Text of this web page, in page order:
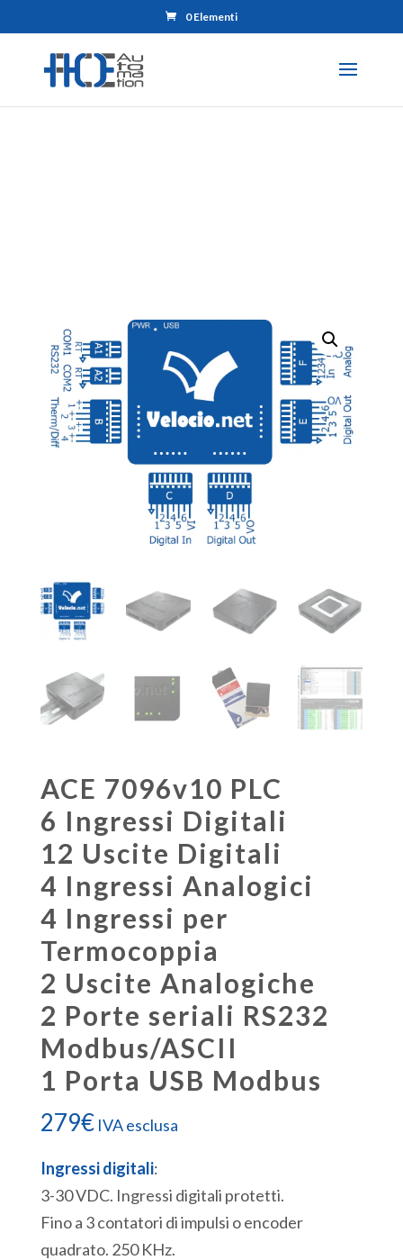
0 Elementi
ACE 7096v10 PLC
6 Ingressi Digitali
12 Uscite Digitali
4 Ingressi Analogici
4 Ingressi per
Termocoppia
2 Uscite Analogiche
2 Porte seriali RS232
Modbus/ASCII
1 Porta USB Modbus
279€ IVA esclusa
Ingressi digitali:
3-30 VDC. Ingressi digitali protetti.
Fino a 3 contatori di impulsi o encoder
quadrato. 250 KHz.